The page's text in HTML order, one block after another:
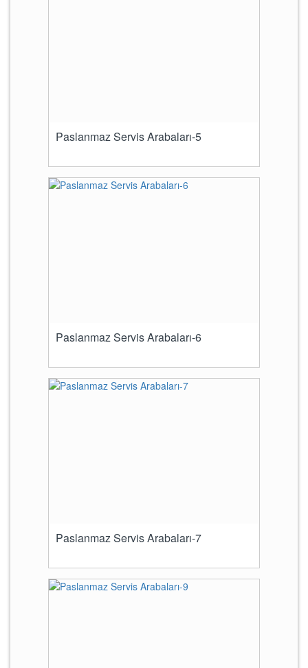
Paslanmaz Servis Arabaları-5
Paslanmaz Servis Arabaları-6
Paslanmaz Servis Arabaları-7